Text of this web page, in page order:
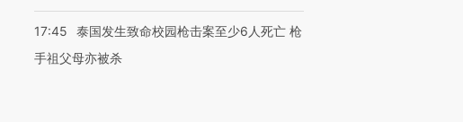
17:45
泰国发生致命校园枪击案至少6人死亡 枪
手祖父母亦被杀